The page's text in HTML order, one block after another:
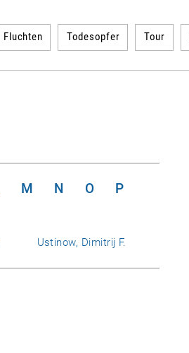
Fluchten Todesopfer Tour
M N O
P
Ustinow, Dimitrij F.